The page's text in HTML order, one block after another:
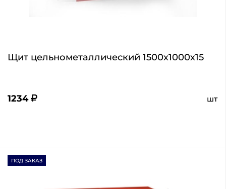
Щит цельнометаллический 1500х1000х15
1234 шт
ПОД ЗАКАЗ